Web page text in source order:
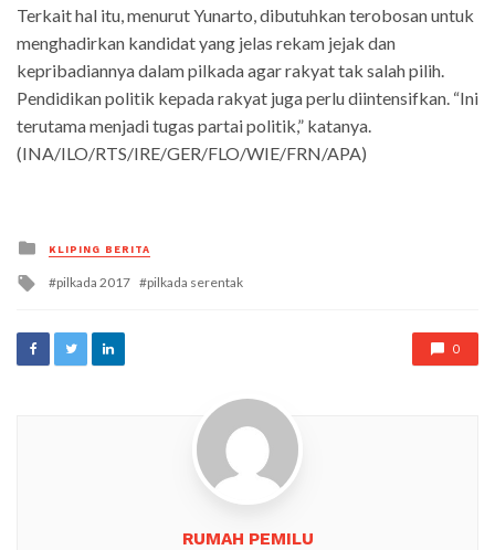
Terkait hal itu, menurut Yunarto, dibutuhkan terobosan untuk
menghadirkan kandidat yang jelas rekam jejak dan
kepribadiannya dalam pilkada agar rakyat tak salah pilih.
Pendidikan politik kepada rakyat juga perlu diintensifkan. “Ini
terutama menjadi tugas partai politik,” katanya.
(INA/ILO/RTS/IRE/GER/FLO/WIE/FRN/APA)
Posted
in
KLIPING BERITA
Tagged
pilkada 2017 pilkada serentak
0
RUMAH PEMILU